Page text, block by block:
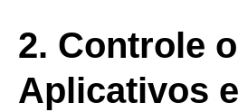
2. Controle
Aplicativos